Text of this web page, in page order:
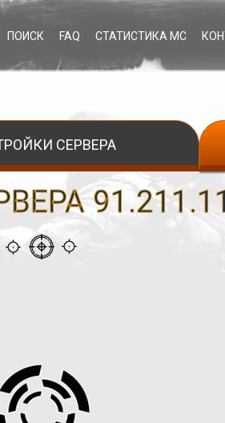
ПОИСК FAQ СТАТИСТИКА МС
СЕРВЕРА